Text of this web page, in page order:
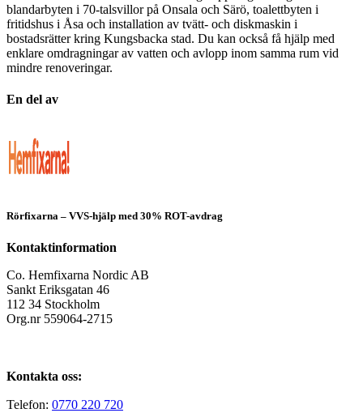
blandarbyten i 70‑talsvillor på Onsala och Särö, toalettbyten i
fritidshus i Åsa och installation av tvätt‑ och diskmaskin i
bostadsrätter kring Kungsbacka stad. Du kan också få hjälp med
enklare omdragningar av vatten och avlopp inom samma rum vid
mindre renoveringar.
En del av
Rörfixarna – VVS-hjälp med 30% ROT-avdrag
Kontaktinformation
Co. Hemfixarna Nordic AB
Sankt Eriksgatan 46
112 34 Stockholm
Org.nr 559064-2715
Kontakta oss:
Telefon: 0770 220 720